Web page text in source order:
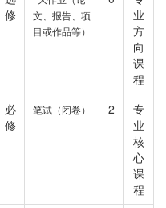
修
文、报告、项
目或作品等）
业
方
向
课
程
必
修
笔试（闭卷） 2
专
业
核
心
课
程